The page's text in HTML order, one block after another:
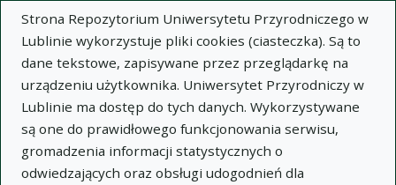
Strona Repozytorium Uniwersytetu Przyrodniczego w
Lublinie wykorzystuje pliki cookies (ciasteczka). Są to
dane tekstowe, zapisywane przez przeglądarkę na
urządzeniu użytkownika. Uniwersytet Przyrodniczy w
Lublinie ma dostęp do tych danych. Wykorzystywane
są one do prawidłowego funkcjonowania serwisu,
gromadzenia informacji statystycznych o
odwiedzających oraz obsługi udogodnień dla
×
Opis Notatki
Autor:Gerhard Bünemann
Tytuł:Uniwersalne przystosowanie się roślin
sadowniczych do stanowiska